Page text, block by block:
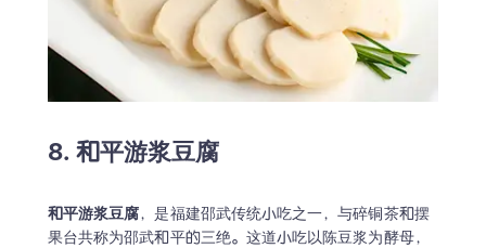
8. 和平游浆豆腐
和平游浆豆腐，是福建邵武传统小吃之一，与碎铜茶和摆
果台共称为邵武和平的三绝。这道小吃以陈豆浆为酵母，